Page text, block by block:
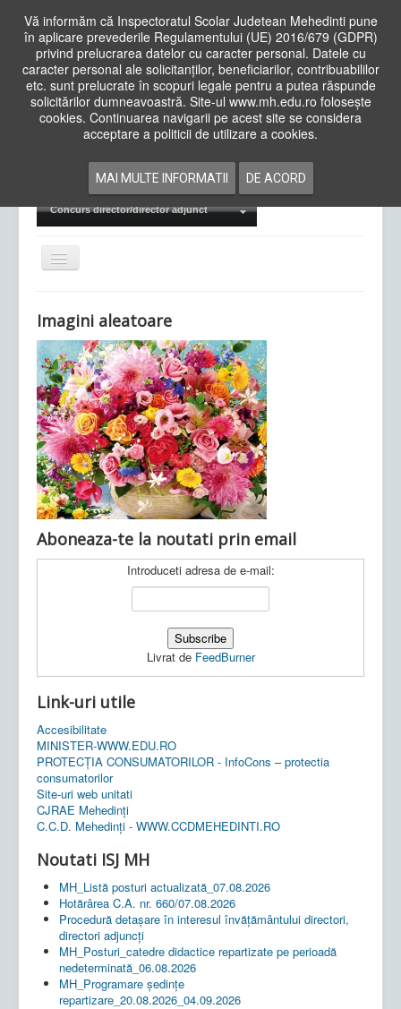
Vă informăm că Inspectoratul Scolar Judetean Mehedinti pune
în aplicare prevederile Regulamentului (UE) 2016/679 (GDPR)
privind prelucrarea datelor cu caracter personal. Datele cu
caracter personal ale solicitanților, beneficiarilor, contribuabililor
etc. sunt prelucrate în scopuri legale pentru a putea răspunde
solicitărilor dumneavoastră. Site-ul www.mh.edu.ro folosește
cookies. Continuarea navigarii pe acest site se considera
acceptare a politicii de utilizare a cookies.
MAI MULTE INFORMATII DE ACORD
Cauta
in
siteAcasa Cadre Didactice
Examene Naționale
Concurs director/director adjunct
Comută
navigarea
Ultimele articole: Vi, 04.11.2022 -Inspectoratul Școlar
Județean Mehedinți
Imagini aleatoare
Aboneaza-te la noutati prin email
Introduceti adresa de e-mail:
Livrat de FeedBurner
Link-uri utile
Accesibilitate
MINISTER-WWW.EDU.RO
PROTECȚIA CONSUMATORILOR - InfoCons – protectia
consumatorilor
Site-uri web unitati
CJRAE Mehedinți
C.C.D. Mehedinţi - WWW.CCDMEHEDINTI.RO
Noutati ISJ MH
MH_Listă posturi actualizată_07.08.2026
Hotărârea C.A. nr. 660/07.08.2026
Procedură detașare în interesul învățământului directori,
directori adjuncți
MH_Posturi_catedre didactice repartizate pe perioadă
nedeterminată_06.08.2026
MH_Programare ședințe
repartizare_20.08.2026_04.09.2026